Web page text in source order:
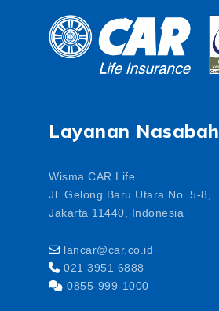
Layanan Nasabah
Wisma CAR Life
Jl. Gelong Baru Utara No. 5-8,
Jakarta 11440, Indonesia
lancar@car.co.id
021 3951 6888
0855-999-1000